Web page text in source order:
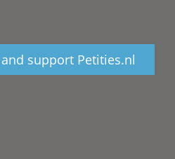
support Petities.nl